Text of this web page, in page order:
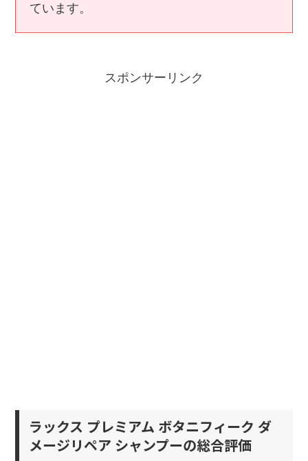
ています。
スポンサーリンク
ラックス プレミアム ボタニフィーク ダ
メージリペア シャンプーの総合評価